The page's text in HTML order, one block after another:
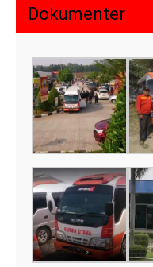
Dokumenter